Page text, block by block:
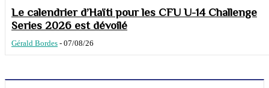
Le calendrier d’Haïti pour les CFU U-14 Challenge
Series 2026 est dévoilé
Gérald Bordes - 07/08/26